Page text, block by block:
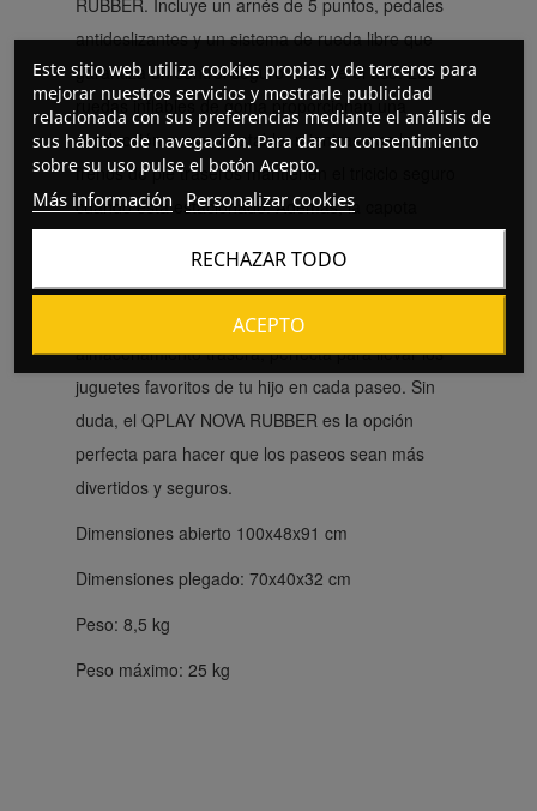
RUBBER. Incluye un arnés de 5 puntos, pedales
antideslizantes y un sistema de rueda libre que
garantiza un control seguro durante el uso. Las
ruedas inflables de goma proporcionan una
conducción suave y estable, mientras que los
frenos de pie traseros mantienen el triciclo seguro
cuando está estacionado. Además, la capota
protección adecuada contra el sol.
El triciclo también ofrece una práctica cesta de
almacenamiento trasera, perfecta para llevar los
juguetes favoritos de tu hijo en cada paseo. Sin
duda, el QPLAY NOVA RUBBER es la opción
perfecta para hacer que los paseos sean más
divertidos y seguros.
Dimensiones abierto 100x48x91 cm
Dimensiones plegado: 70x40x32 cm
Peso: 8,5 kg
Peso máximo: 25 kg
Este sitio web utiliza cookies propias y de terceros para
mejorar nuestros servicios y mostrarle publicidad
relacionada con sus preferencias mediante el análisis de
sus hábitos de navegación. Para dar su consentimiento
sobre su uso pulse el botón Acepto.
Más información Personalizar cookies
RECHAZAR TODO
ACEPTO